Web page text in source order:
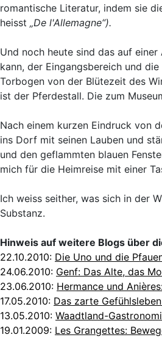
romantische Literatur, indem sie
heisst „De l'Allemagne“).
Und noch heute sind das auf
kann, der Eingangsbereich und
Torbogen von der Blütezeit des
ist der Pferdestall. Die zum
Nach einem kurzen Eindruck von
ins Dorf mit seinen Lauben und
und den geflammten blauen
mich für die Heimreise mit einer
Ich weiss seither, was sich in der
Substanz.
Hinweis auf weitere Blogs über
22.10.2010: Die Uno und die
24.06.2010: Genf: Das Alte, das
23.06.2010: Hermance und
17.05.2010: Das zarte
13.05.2010: Waadtland-
19.01.2009: Les Grangettes: